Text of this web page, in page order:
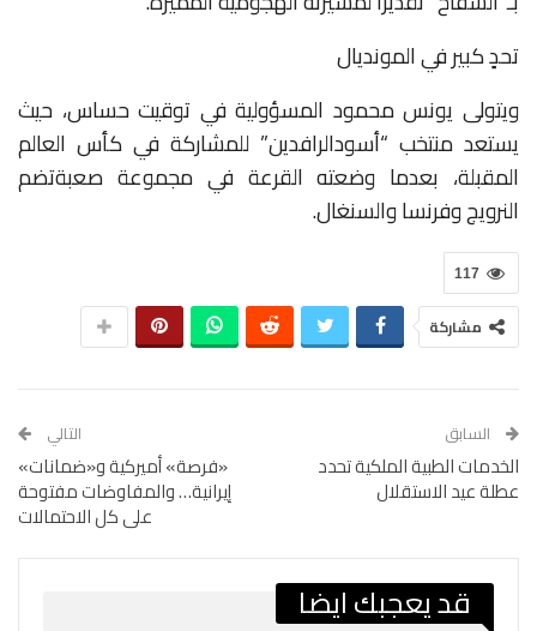
تحدٍكبيرفيالمونديال
ويتولى يونس محمود المسؤولية في توقيت حساس، حيث
يستعد منتخب “أسودالرافدين” للمشاركة في كأس العالم
المقبلة، بعدما وضعته القرعة في مجموعة صعبةتضم
النرويجوفرنساوالسنغال.
117
مشاركة
السابق
الخدمات الطبية الملكية تحدد
عطلة عيد الاستقلال
التالي
«فرصة» أميركية و«ضمانات»
إيرانية… والمفاوضات مفتوحة
على كل الاحتمالات
قد يعجبك ايضا